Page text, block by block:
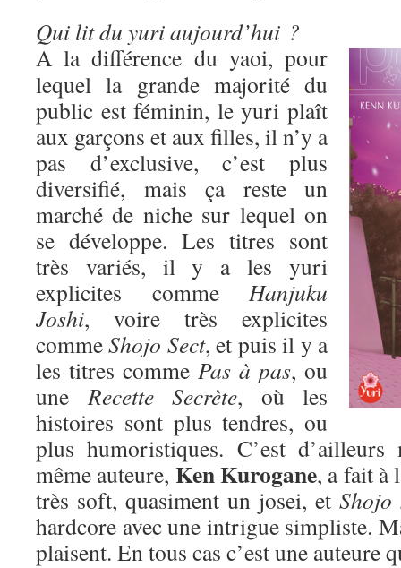
Qui lit du yuri aujourd’hui ?
A la différence du yaoi, pour
lequel la grande majorité du
public est féminin, le yuri plaît
aux garçons et aux filles, il n’y a
pas d’exclusive, c’est plus
diversifié, mais ça reste un
marché de niche sur lequel on
se développe. Les titres sont
très variés, il y a les yuri
explicites comme Hanjuku
Joshi, voire très explicites
commeShojo Sect, et puis il y a
les titres comme Pas à pas, ou
uneRecette Secrète, où les
histoires sont plus tendres, ou
plus humoristiques. C’est d’ailleurs
même auteure, Ken Kurogane, a fait à
très soft, quasiment un josei, et Shojo
hardcore avec une intrigue simpliste.
plaisent. En tous cas c’est une auteure